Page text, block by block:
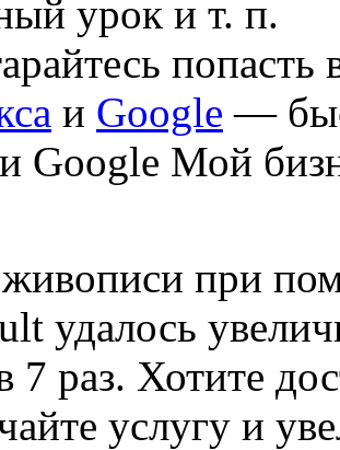
урок и т. п.
попасть
и Google —
Google Мой
при
удалось
7 раз. Хотите
услугу и